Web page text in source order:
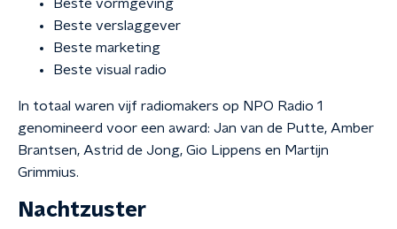
Beste vormgeving
Beste verslaggever
Beste marketing
Beste visual radio
In totaal waren vijf radiomakers op NPO Radio 1
genomineerd voor een award: Jan van de Putte, Amber
Brantsen, Astrid de Jong, Gio Lippens en Martijn
Grimmius.
Nachtzuster